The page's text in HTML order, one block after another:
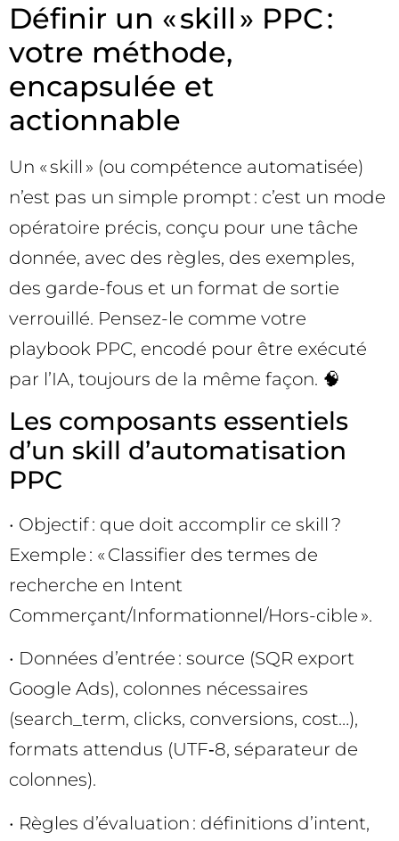
Définir un « skill » PPC :
votre méthode,
encapsulée et
actionnable
Un « skill » (ou compétence automatisée)
n’est pas un simple prompt : c’est un mode
opératoire précis, conçu pour une tâche
donnée, avec des règles, des exemples,
des garde-fous et un format de sortie
verrouillé. Pensez-le comme votre
playbook PPC, encodé pour être exécuté
par l’IA, toujours de la même façon. 🧠
Les composants essentiels
d’un skill d’automatisation
PPC
• Objectif : que doit accomplir ce skill ?
Exemple : « Classifier des termes de
recherche en Intent
Commerçant/Informationnel/Hors-cible ».
• Données d’entrée : source (SQR export
Google Ads), colonnes nécessaires
(search_term, clicks, conversions, cost…),
formats attendus (UTF‑8, séparateur de
colonnes).
• Règles d’évaluation : définitions d’intent,